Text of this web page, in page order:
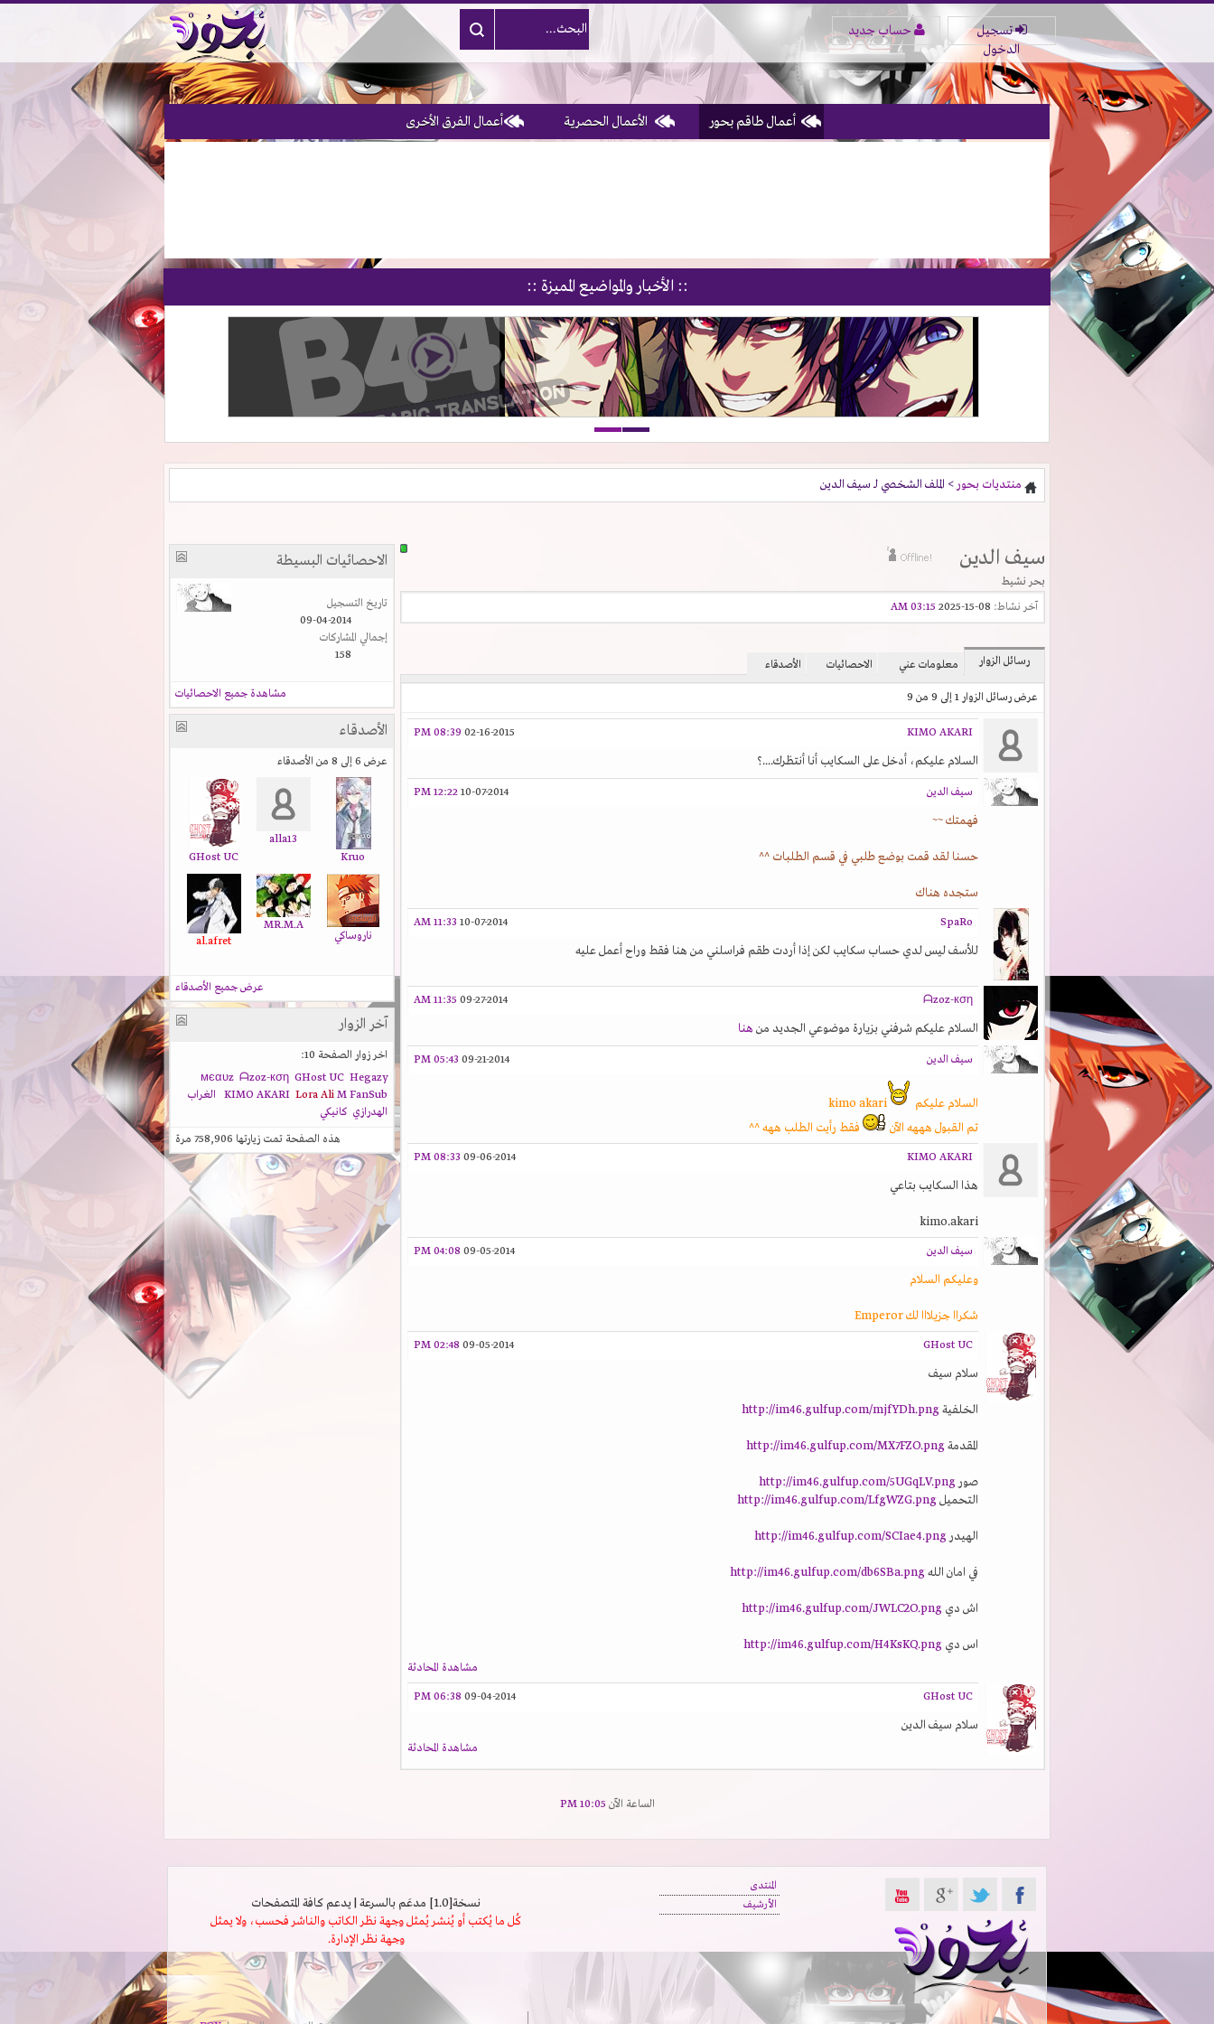
تسجيل
الدخول
حساب جديد
أعمال طاقم بحور الأعمال الحصرية أعمال الفرق الأخرى
:: الأخبار والمواضيع المميزة ::
منتديات بحور > الملف الشخصي لـ سيف الدين
سيف الدين
بحر نشيط
آخر نشاط:
03:15 AM
رسائل الزوار معلومات عني الاحصائيات الأصدقاء
عرض رسائل الزوار 1 إلى 9 من 9
02-16-2015
08:39 PM KIMO AKARI
السلام عليكم، أدخل على السكايب أنا أنتظرك....؟
10-07-2014
12:22 PM سيف الدين
فهمتك ~~
حسنا لقد قمت بوضع طلبي في قسم الطلبات ^^
ستجده هناك
10-07-2014
11:33 AM SpaRo
للأسف ليس لدي حساب سكايب لكن إذا أردت طقم فراسلني من هنا فقط وراح أعمل عليه
09-27-2014
11:35 AM ᗩzoz-кση
السلام عليكم شرفني بزيارة موضوعي الجديد من هنا
09-21-2014
05:43 PM سيف الدين
السلام عليكم
kimo akari
تم القبول هههه الآن
فقط رأيت الطلب ههه ^^
09-06-2014
08:33 PM KIMO AKARI
هذا السكايب بتاعي
kimo.akari
09-05-2014
04:08 PM سيف الدين
وعليكم السلام
شكراا جزيلااا لك Emperor
09-05-2014
02:48 PM GHost UC
سلام سيف
الخلفيةhttp://im46.gulfup.com/mjfYDh.png
المقدمةhttp://im46.gulfup.com/MX7FZO.png
صور http://im46.gulfup.com/5UGqLV.png
التحميلhttp://im46.gulfup.com/LfgWZG.png
الهيدر http://im46.gulfup.com/SCIae4.png
في امان اللهhttp://im46.gulfup.com/db6SBa.png
اش دي http://im46.gulfup.com/JWLC2O.png
اس دي http://im46.gulfup.com/H4KsKQ.png
مشاهدة المحادثة
09-04-2014
06:38 PM GHost UC
سلام سيف الدين
مشاهدة المحادثة
الاحصائيات البسيطة
تاريخ التسجيل
09-04-2014
إجمالي المشاركات
158
مشاهدة جميع الاحصائيات
الأصدقاء
عرض 6 إلى 8 من الأصدقاء
Kruo
alla13
GHost UC
ناروساكي
MR.M.A
al.afret
عرض جميع الأصدقاء
آخر الزوار
اخر زوار الصفحة 10:
мєαυz ᗩzoz-кση GHost UC Hegazy
KIMO AKARI Lora AliM FanSub
الغراب
الهدرازي كانيكي
هذه الصفحة تمت زيارتها 758,906 مرة
الساعة الآن 10:05 PM
المنتدى
الأرشيف
نسخة[1.0] مدعَم بالسرعة | يدعم كافة المتصفحات
كُل ما يُكتب أو يُنشر يُمثل وجهة نظر الكاتب والناشر فحسب، ولا يمثل
وجهة نظر الإدارة.